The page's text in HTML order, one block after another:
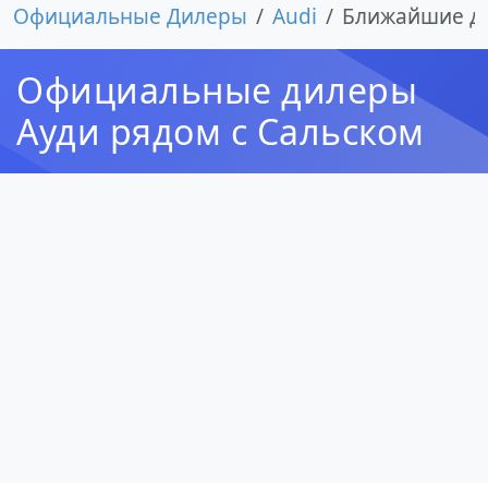
Официальные Дилеры Audi Ближайшие
Официальные дилеры
Ауди рядом с Сальском